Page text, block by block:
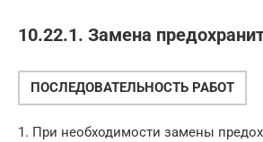
10.22.1. Замена
ПОСЛЕДОВАТЕЛЬНОСТЬ РАБОТ
1. При необходимости замены